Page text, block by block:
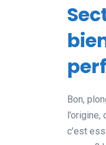
Bon,
c’est